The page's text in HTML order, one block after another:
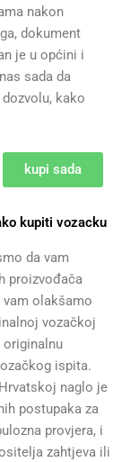
nakon
dokument
je u općini i
sada da
kako
kupi sada
kupiti vozacku
da vam
proizvođača
olakšamo
vozačkoj
originalnu
ispita.
naglo je
postupaka za
provjera, i
zahtjeva ili